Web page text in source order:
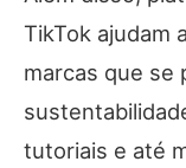
TikTok ajudam
marcas que se
tutoriais e até